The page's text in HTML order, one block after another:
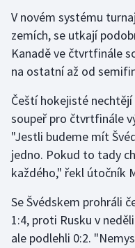
Olympijské hry
Parasport
Plavání
Plážový volejbal
Ragby
Rychlobruslení
Rychlostní kanoistika
Short track
V novém systému
zemích, se utkají
Kanadě ve čtvrtfinále
na ostatní až od
Čeští hokejisté
soupeř pro čtvrtfinále
"Jestli budeme mít
jedno. Pokud to tady
každého," řekl útočník
Se Švédskem prohráli
1:4, proti Rusku v
ale podlehli 0:2.